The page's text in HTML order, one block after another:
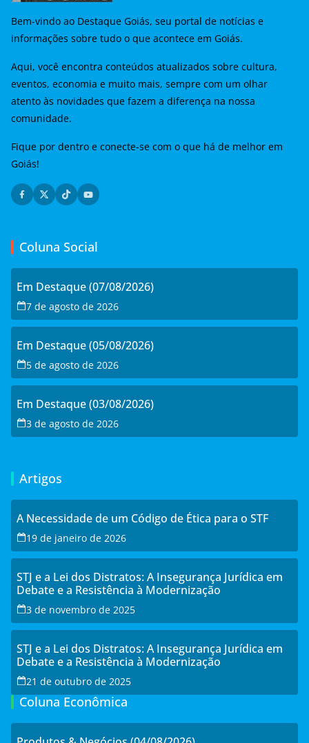
Bem-vindo ao Destaque Goiás, seu portal de notícias e
informações sobre tudo o que acontece em Goiás.
Aqui, você encontra conteúdos atualizados sobre cultura,
eventos, economia e muito mais, sempre com um olhar
atento às novidades que fazem a diferença na nossa
comunidade.
Fique por dentro e conecte-se com o que há de melhor em
Goiás!
Coluna Social
Em Destaque (07/08/2026)
7 de agosto de 2026
Em Destaque (05/08/2026)
5 de agosto de 2026
Em Destaque (03/08/2026)
3 de agosto de 2026
Artigos
A Necessidade de um Código de Ética para o STF
19 de janeiro de 2026
STJ e a Lei dos Distratos: A Insegurança Jurídica em
Debate e a Resistência à Modernização
3 de novembro de 2025
STJ e a Lei dos Distratos: A Insegurança Jurídica em
Debate e a Resistência à Modernização
21 de outubro de 2025
Coluna Econômica